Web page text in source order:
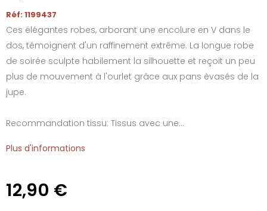
Réf: 1199437
Ces élégantes robes, arborant une encolure en V dans le
dos, témoignent d'un raffinement extrême. La longue robe
de soirée sculpte habilement la silhouette et reçoit un peu
plus de mouvement à l'ourlet grâce aux pans évasés de la
jupe.
Recommandation tissu: Tissus avec une...
Plus d'informations
12,90 €